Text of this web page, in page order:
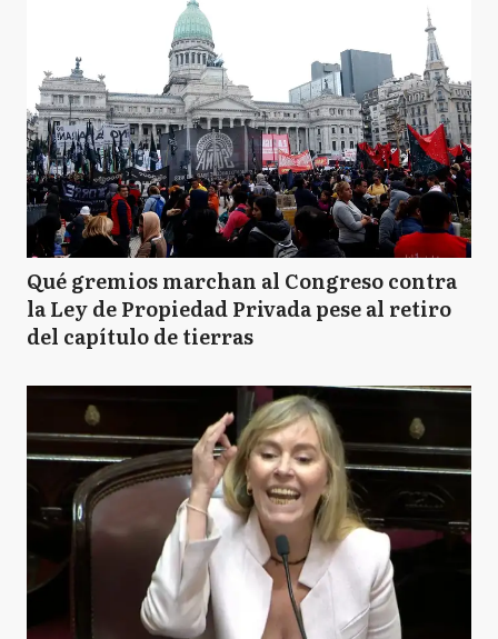
Qué gremios marchan al Congreso contra
la Ley de Propiedad Privada pese al retiro
del capítulo de tierras